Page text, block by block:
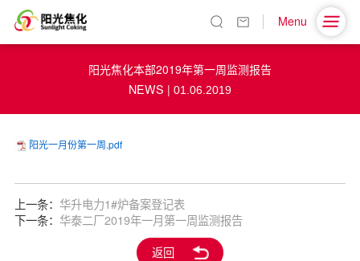
Menu
阳光焦化本部2019年第一周监测报告
NEWS | 01.06.2019
阳光一月份第一周.pdf
上一条： 华升电力1#炉备案登记表
下一条： 华泰二厂2019年一月第一周监测报告
返回